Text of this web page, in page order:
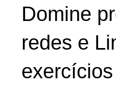
Domine
redes e